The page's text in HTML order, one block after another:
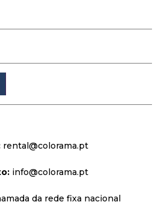
rental@colorama.pt
info@colorama.pt
da rede fixa nacional